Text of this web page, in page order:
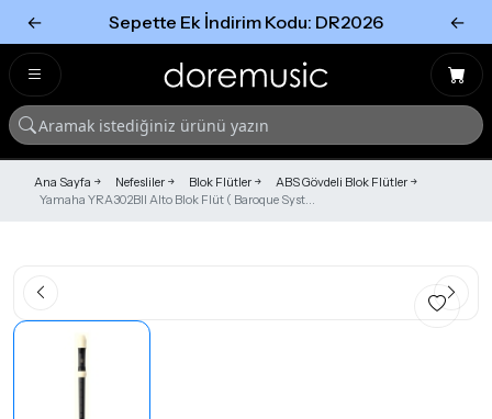
← Sepette Ek İndirim Kodu: DR2026 ←
Ana Sayfa Nefesliler Blok Flütler
ABS Gövdeli Blok Flütler
Yamaha YRA302BII Alto Blok Flüt ( Baroque Syst...
Tümünü Gör
Tümünü gör